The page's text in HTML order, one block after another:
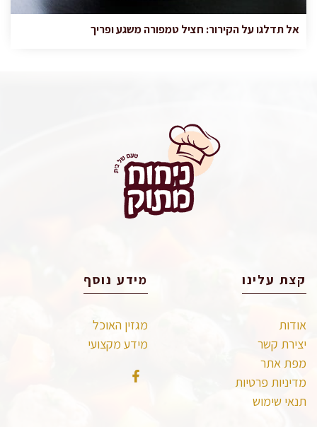
אל תדלגו על הקירור: חציל טמפורה משגע ופריך
קצת עלינו
אודות
יצירת קשר
מפת אתר
מדיניות פרטיות
תנאי שימוש
מידע נוסף
מגזין האוכל
מידע מקצועי